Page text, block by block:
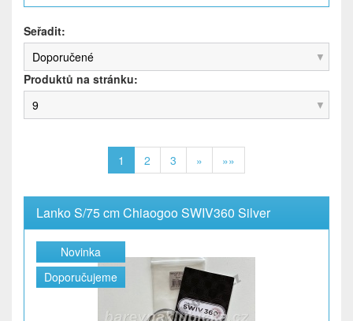
Seřadit:
Doporučené
Produktů na stránku:
9
1 2 3 » »»
Lanko S/75 cm Chiaogoo SWIV360 Silver
Novinka
Doporučujeme